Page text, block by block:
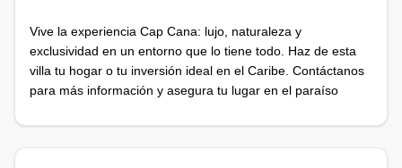
Vive la experiencia Cap Cana: lujo, naturaleza y
exclusividad en un entorno que lo tiene todo. Haz de esta
villa tu hogar o tu inversión ideal en el Caribe. Contáctanos
para más información y asegura tu lugar en el paraíso